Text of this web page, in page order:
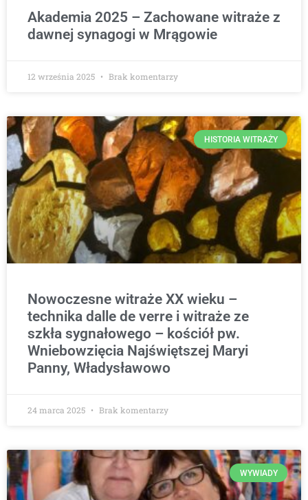
Akademia 2025 – Zachowane witraże z
dawnej synagogi w Mrągowie
12 września 2025 Brak komentarzy
HISTORIA WITRAŻY
Nowoczesne witraże XX wieku –
technika dalle de verre i witraże ze
szkła sygnałowego – kościół pw.
Wniebowzięcia Najświętszej Maryi
Panny, Władysławowo
24 marca 2025 Brak komentarzy
WYWIADY